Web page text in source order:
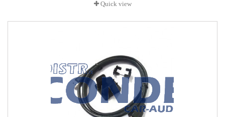
Quick view